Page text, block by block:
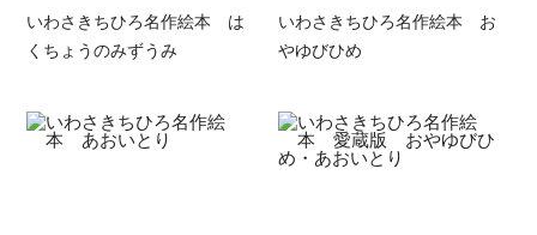
いわさきちひろ名作絵本 は
くちょうのみずうみ
いわさきちひろ名作絵本 お
やゆびひめ